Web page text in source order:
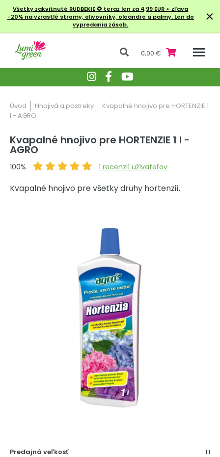
Všetky zakvitnuté RUDBEKIE🌻 teraz len za 4,99 EUR + zľava
-20% na vzrastlé stromy, olivovníky, oleandre a palmy. Len do
vypredania zásob.
×
0,00 €
Úvod Hnojivá a postreky
Kvapalné hnojivo pre HORTENZIE 1
l - AGRO
Kvapalné hnojivo pre HORTENZIE 1 l -
AGRO
100% 1 recenzií užívateľov
Kvapalné hnojivo pre všetky druhy hortenzií.
Predajná veľkosť
1 l